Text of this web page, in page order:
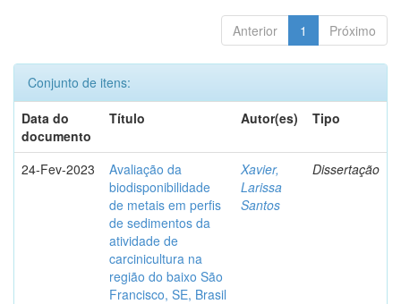
Anterior 1 Próximo
Conjunto de itens:
Data do
documento
Título Autor(es) Tipo
24-Fev-2023
Avaliação da
biodisponibilidade
de metais em perfis
de sedimentos da
atividade de
carcinicultura na
região do baixo São
Francisco, SE, Brasil
Xavier,
Larissa
Santos
Dissertação